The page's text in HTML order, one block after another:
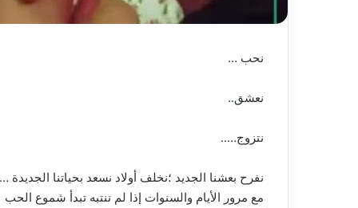
نحب …
نعشق..
نتزوج…..
نفرح بعشنا الجديد ؛نخلف أولاد نسعد بحياتنا الجديدة
مع مرور الأيام والسنوات إذا لم ننتبه تبدأ شموع